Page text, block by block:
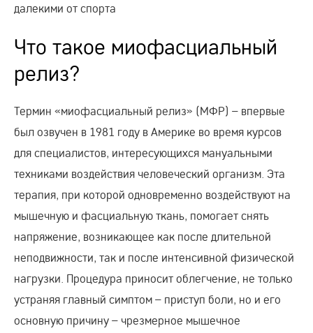
далекими от спорта
Что такое миофасциальный
релиз?
Термин «миофасциальный релиз» (МФР) – впервые
был озвучен в 1981 году в Америке во время курсов
для специалистов, интересующихся мануальными
техниками воздействия человеческий организм. Эта
терапия, при которой одновременно воздействуют на
мышечную и фасциальную ткань, помогает снять
напряжение, возникающее как после длительной
неподвижности, так и после интенсивной физической
нагрузки. Процедура приносит облегчение, не только
устраняя главный симптом – приступ боли, но и его
основную причину – чрезмерное мышечное